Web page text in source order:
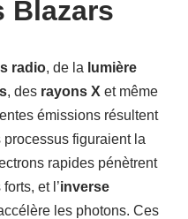
Blazars
radio, de la lumière
, des rayons X et même
émissions résultent
figuraient la
rapides pénètrent
et l’inverse
les photons. Ces